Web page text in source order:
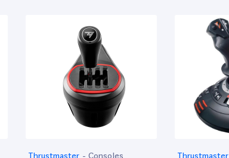
Thrustmaster - Consoles Thrustmaster